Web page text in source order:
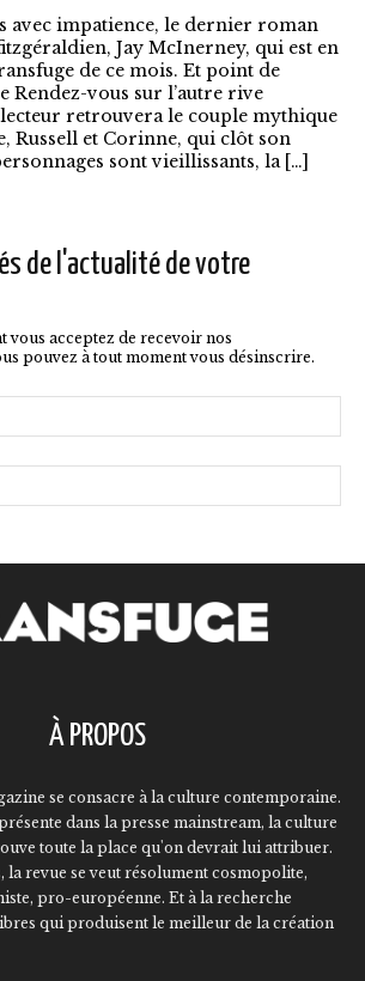
avec impatience, le dernier roman
Jay McInerney, qui est en
de ce mois. Et point de
Rendez-vous sur l’autre rive
lecteur retrouvera le couple mythique
Russell et Corinne, qui clôt son
sont vieillissants, la […]
de l'actualité de votre
vous acceptez de recevoir nos
pouvez à tout moment vous désinscrire.
À PROPOS
se consacre à la culture contemporaine.
dans la presse mainstream, la culture
toute la place qu'on devrait lui attribuer.
la revue se veut résolument cosmopolite,
pro-européenne. Et à la recherche
qui produisent le meilleur de la création